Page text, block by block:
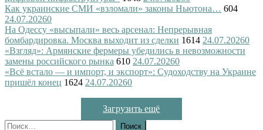
Как украинские СМИ «взломали» законы Ньютона… 604
24.07.20260
На Одессу «высыпали» весь арсенал: Непрерывная
бомбардировка. Москва выходит из сделки 1614 24.07.20260
«Взгляд»: Армянские фермеры убедились в невозможности
замены российского рынка 610 24.07.20260
«Всё встало — и импорт, и экспорт»: Судоходству на Украине
пришёл конец 1624 24.07.20260
Загрузить ещё
Найти: